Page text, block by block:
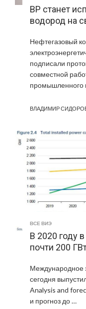
BP станет
водород на
Нефтегазовый
подписали
совместной
промышленного
ВЛАДИМИР
ВСЕ ВИЭ
В 2020 году
почти 200
Международное
сегодня
Analysis and
и прогноз до …